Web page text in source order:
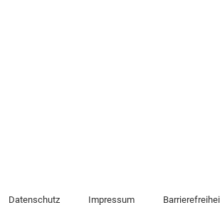
Datenschutz Impressum